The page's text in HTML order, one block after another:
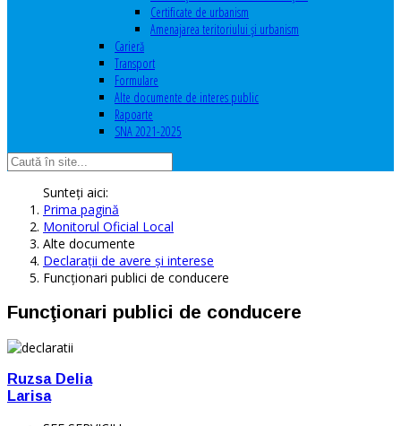
Certificate de urbanism
Amenajarea teritoriului şi urbanism
Carieră
Transport
Formulare
Alte documente de interes public
Rapoarte
SNA 2021-2025
Sunteți aici:
Prima pagină
Monitorul Oficial Local
Alte documente
Declaraţii de avere şi interese
Funcţionari publici de conducere
Funcţionari publici de conducere
Ruzsa Delia
Larisa